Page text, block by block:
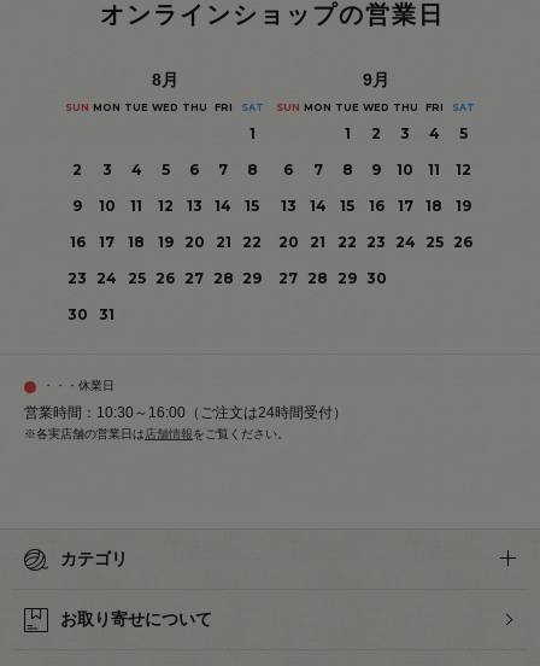
オンラインショップの営業日
8月
SUN MON TUE WED THU FRI SAT
1
2
3 4 5 6 7
8
9
10 11 12 13 14
15
16
17 18 19 20 21
22
23
24 25 26 27 28 29
30
31
9月
SUN MON TUE WED THU FRI SAT
1 2 3 4
5
6
7 8 9 10 11
12
13
14 15 16 17 18
19
20
21 22 23 24 25
26
27 28 29 30
・・・休業日
営業時間：10:30～16:00（ご注文は24時間受付）
※各実店舗の営業日は店舗情報をご覧ください。
カテゴリ
お取り寄せについて